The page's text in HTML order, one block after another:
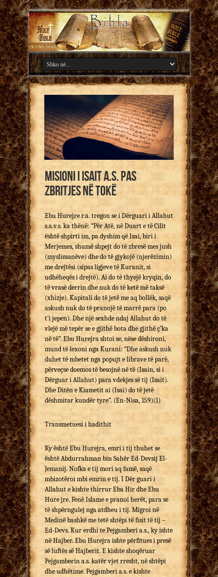
Misioni i Isait a.s. pas
zbritjes në tokë
Ebu Hurejre r.a. tregon se i Dërguari i Allahut
s.a.v.s. ka thënë: “Për Atë, në Duart e të Cilit
është shpirti im, pa dyshim që Isai, biri i
Merjemes, shumë shpejt do të zbresë mes jush
(myslimanëve) dhe do të gjykojë (njerëzimin)
me drejtësi (sipas ligjeve të Kuranit, si
udhëheqës i drejtë). Ai do të thyejë kryqin, do
të vrasë derrin dhe nuk do të ketë më taksë
(xhizje). Kapitali do të jetë me aq bollëk, saqë
askush nuk do të pranojë të marrë para (po
t’i jepen). Dhe një sexhde ndaj Allahut do të
vlejë më tepër se e gjithë bota dhe gjithë ç’ka
në të”. Ebu Hurejra shtoi se, nëse dëshironi,
mund të lexoni nga Kurani: “Dhe askush nuk
duhet të mbetet nga popujt e librave të parë,
përveçse doemos të besojnë në të (Isain, si i
Dërguar i Allahut) para vdekjes së tij (Isait).
Dhe Ditën e Kiametit ai (Isai) do të jetë
dëshmitar kundër tyre”. (En-Nisa, 159)(1)
Transmetuesi i hadithit
Ky është Ebu Hurejra, emri i tij thuhet se
është Abdurrahman bin Sahër Ed-Devsij El-
Jemanij. Nofka e tij mori aq famë, saqë
mbizotëroi mbi emrin e tij. I Dër guari i
Allahut e kishte thirrur Eba Hir dhe Ebu
Hure jre. Fenë Islame e pranoi herët, para se
të shpërngulej nga atdheu i tij. Migroi në
Medinë bashkë me tetë shtëpi të fisit të tij –
Ed-Devs. Kur erdhi te Pejgamberi a.s., ky ishte
në Hajber. Ebu Hurejra ishte përfitues i presë
së luftës së Hajberit. E kishte shoqëruar
Pejgamberin a.s. katër vjet rresht, në shtëpi
dhe udhëtime. Pejgamberi a.s. e kishte